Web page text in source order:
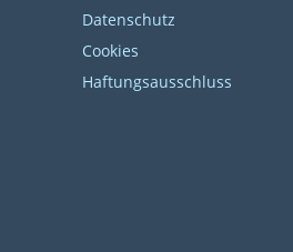
Datenschutz
Cookies
Haftungsausschluss